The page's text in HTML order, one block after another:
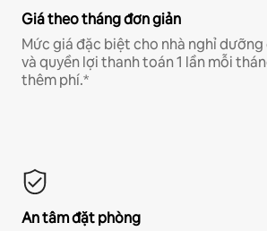
Giá theo tháng đơn giản
Mức giá đặc biệt cho nhà nghỉ
và quyền lợi thanh toán 1 lần mỗi
thêm phí.*
An tâm đặt phòng